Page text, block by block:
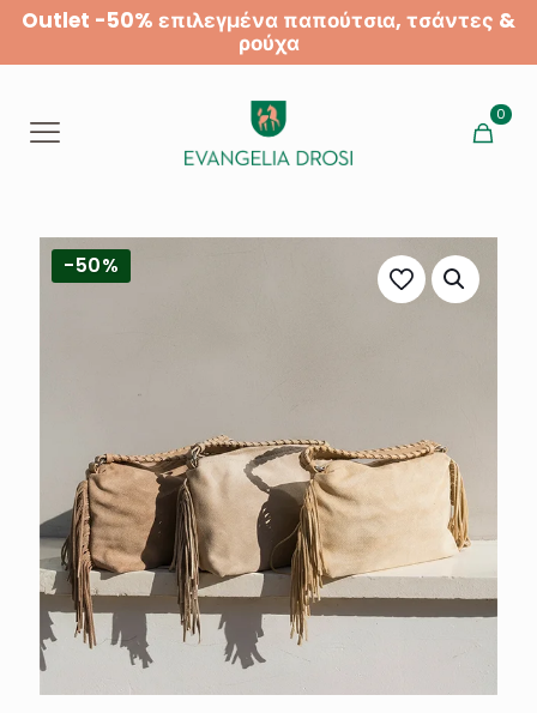
Outlet -50% επιλεγμένα παπούτσια, τσάντες &
ρούχα
0
-50%